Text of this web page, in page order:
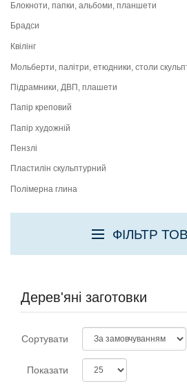
Блокноти, папки, альбоми, планшети
Брадси
Квілінг
Мольберти, палітри, етюдники, столи
Підрамники, ДВП, плашети
Папір креповий
Папір художній
Пензлі
Пластилін скульптурний
Полімерна глина
ФІЛЬТР
Дерев'яні заготовки
Сортувати
Показати